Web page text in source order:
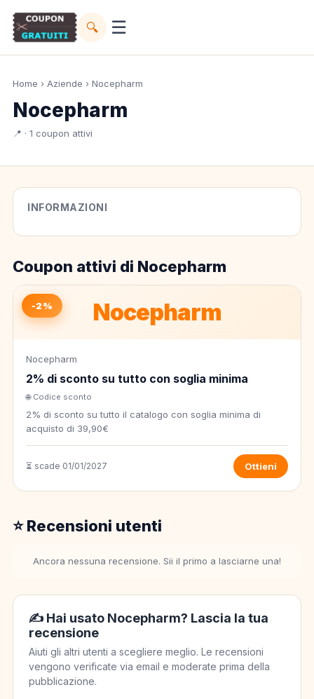
🔍 ☰
Home › Aziende › Nocepharm
Nocepharm
📍 · 1 coupon attivi
INFORMAZIONI
Coupon attivi di Nocepharm
Nocepharm
-2%
Nocepharm
2% di sconto su tutto con soglia minima
🌐 Codice sconto
2% di sconto su tutto il catalogo con soglia minima di
acquisto di 39,90€
⏳ scade 01/01/2027 Ottieni
⭐ Recensioni utenti
Ancora nessuna recensione. Sii il primo a lasciarne una!
✍️ Hai usato Nocepharm? Lascia la tua
recensione
Aiuti gli altri utenti a scegliere meglio. Le recensioni
vengono verificate via email e moderate prima della
pubblicazione.